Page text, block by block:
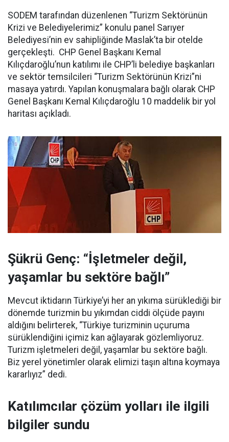
SODEM tarafından düzenlenen “Turizm Sektörünün
Krizi ve Belediyelerimiz” konulu panel Sarıyer
Belediyesi’nin ev sahipliğinde Maslak’ta bir otelde
gerçekleşti. CHP Genel Başkanı Kemal
Kılıçdaroğlu’nun katılımı ile CHP’li belediye başkanları
ve sektör temsilcileri “Turizm Sektörünün Krizi”ni
masaya yatırdı. Yapılan konuşmalara bağlı olarak CHP
Genel Başkanı Kemal Kılıçdaroğlu 10 maddelik bir yol
haritası açıkladı.
Şükrü Genç: “İşletmeler değil,
yaşamlar bu sektöre bağlı”
Mevcut iktidarın Türkiye’yi her an yıkıma sürüklediği bir
dönemde turizmin bu yıkımdan ciddi ölçüde payını
aldığını belirterek, “Türkiye turizminin uçuruma
sürüklendiğini içimiz kan ağlayarak gözlemliyoruz.
Turizm işletmeleri değil, yaşamlar bu sektöre bağlı.
Biz yerel yönetimler olarak elimizi taşın altına koymaya
kararlıyız” dedi.
Katılımcılar çözüm yolları ile ilgili
bilgiler sundu